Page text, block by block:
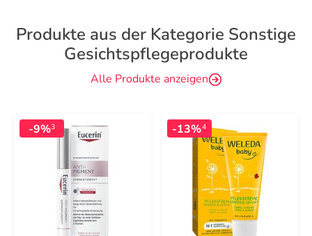
Produkte aus der Kategorie Sonstige
Gesichtspflegeprodukte
Alle Produkte anzeigen
-9%3 -13%4